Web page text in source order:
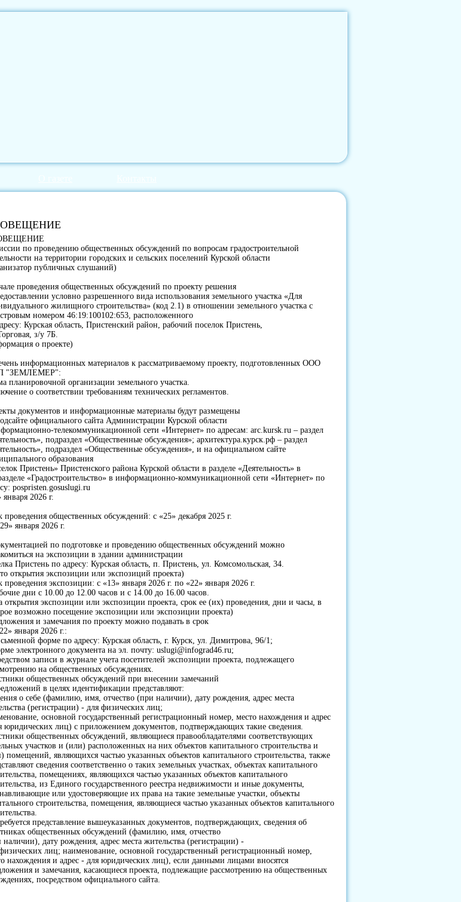
по проведению общественных обсуждений по вопросам градостроительной
на территории городских и сельских поселений Курской области
публичных слушаний)
проведения общественных обсуждений по проекту решения
условно разрешенного вида использования земельного участка «Для
жилищного строительства» (код 2.1) в отношении земельного участка с
номером 46:19:100102:653, расположенного
Курская область, Пристенский район, рабочий поселок Пристень,
з/у 7Б.
о проекте)
информационных материалов к рассматриваемому проекту, подготовленных ООО
"ЗЕМЛЕМЕР":
планировочной организации земельного участка.
о соответствии требованиям технических регламентов.
документов и информационные материалы будут размещены
официального сайта Администрации Курской области
телекоммуникационной сети «Интернет» по адресам: arc.kursk.ru – раздел
подраздел «Общественные обсуждения»; архитектура.курск.рф – раздел
подраздел «Общественные обсуждения», и на официальном сайте
образования
Пристень» Пристенского района Курской области в разделе «Деятельность» в
«Градостроительство» в информационно-коммуникационной сети «Интернет» по
pospristen.gosuslugi.ru
января 2026 г.
проведения общественных обсуждений: с «25» декабря 2025 г.
января 2026 г.
по подготовке и проведению общественных обсуждений можно
на экспозиции в здании администрации
Пристень по адресу: Курская область, п. Пристень, ул. Комсомольская, 34.
открытия экспозиции или экспозиций проекта)
проведения экспозиции: с «13» января 2026 г. по «22» января 2026 г.
дни с 10.00 до 12.00 часов и с 14.00 до 16.00 часов.
открытия экспозиции или экспозиции проекта, срок ее (их) проведения, дни и часы, в
возможно посещение экспозиции или экспозиции проекта)
и замечания по проекту можно подавать в срок
января 2026 г.:
форме по адресу: Курская область, г. Курск, ул. Димитрова, 96/1;
электронного документа на эл. почту: uslugi@infograd46.ru;
записи в журнале учета посетителей экспозиции проекта, подлежащего
на общественных обсуждениях.
общественных обсуждений при внесении замечаний
в целях идентификации представляют:
о себе (фамилию, имя, отчество (при наличии), дату рождения, адрес места
(регистрации) - для физических лиц;
основной государственный регистрационный номер, место нахождения и адрес
юридических лиц) с приложением документов, подтверждающих такие сведения.
общественных обсуждений, являющиеся правообладателями соответствующих
участков и (или) расположенных на них объектов капитального строительства и
помещений, являющихся частью указанных объектов капитального строительства, также
сведения соответственно о таких земельных участках, объектах капитального
помещениях, являющихся частью указанных объектов капитального
из Единого государственного реестра недвижимости и иные документы,
или удостоверяющие их права на такие земельные участки, объекты
строительства, помещения, являющиеся частью указанных объектов капитального
представление вышеуказанных документов, подтверждающих, сведения об
общественных обсуждений (фамилию, имя, отчество
наличии), дату рождения, адрес места жительства (регистрации) -
лиц; наименование, основной государственный регистрационный номер,
нахождения и адрес - для юридических лиц), если данными лицами вносятся
и замечания, касающиеся проекта, подлежащие рассмотрению на общественных
посредством официального сайта.